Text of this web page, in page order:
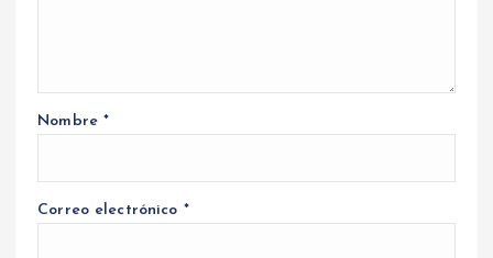
Nombre*
Correo electrónico *